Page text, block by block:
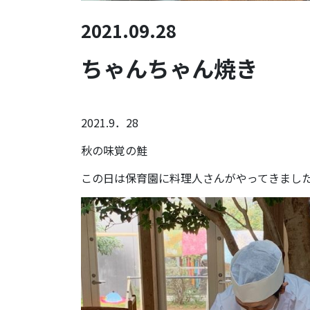
2021.09.28
ちゃんちゃん焼き
2021.9．28
秋の味覚の鮭
この日は保育園に料理人さんがやってきまし